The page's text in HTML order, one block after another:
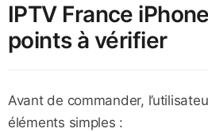
IPTV France
points à vérifier
Avant de commander,
éléments simples :